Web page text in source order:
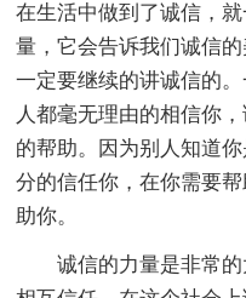
在生活中做到了诚信，
量，它会告诉我们诚信
一定要继续的讲诚信的
人都毫无理由的相信你
的帮助。因为别人知道
分的信任你，在你需要
助你。
诚信的力量是非常